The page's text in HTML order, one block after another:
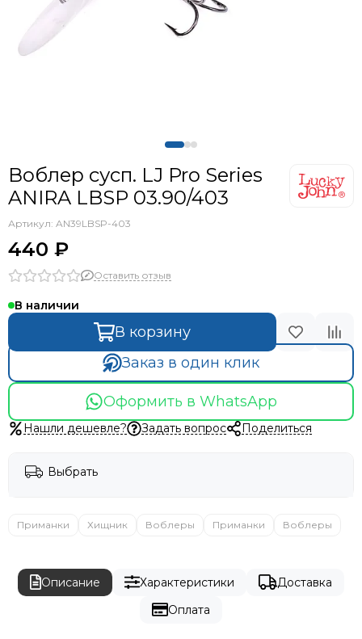
Воблер сусп. LJ Pro Series
ANIRA LBSP 03.90/403
Артикул: AN39LBSP-403
440 ₽
Оставить отзыв
В наличии
В корзину
Заказ в один клик
Оформить в WhatsApp
Нашли дешевле? Задать вопрос Поделиться
Выбрать
Приманки Хищник Воблеры Приманки Воблеры
Описание Характеристики
Доставка
Оплата